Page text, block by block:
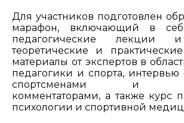
Для участников подготовлен
марафон, включающий в
педагогические лекции
теоретические и
материалы от экспертов в
педагогики и спорта, интервью
спортсменами и
комментаторами, а также курс
психологии и спортивной